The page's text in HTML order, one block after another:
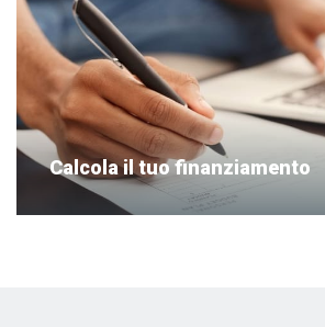
Calcola il tuo finanziamento